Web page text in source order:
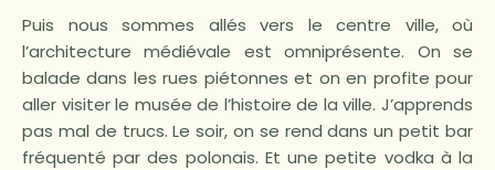
Puis nous sommes allés vers le centre ville, où
l’architecture médiévale est omniprésente. On se
balade dans les rues piétonnes et on en profite pour
aller visiter le musée de l’histoire de la ville. J’apprends
pas mal de trucs. Le soir, on se rend dans un petit bar
fréquenté par des polonais. Et une petite vodka à la